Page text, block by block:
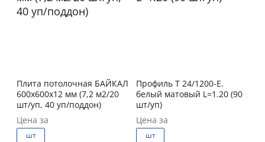
Плита потолочная БАЙКАЛ
600х600х12 мм (7,2 м2/20
шт/уп, 40 уп/поддон)
Цена за
шт
Профиль T 24/1200-E.
белый матовый L=1.20 (90
шт/уп)
Цена за
шт